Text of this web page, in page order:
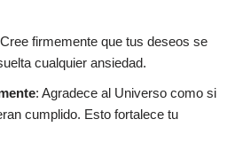
firmemente que tus deseos se
cualquier ansiedad.
: Agradece al Universo como si
cumplido. Esto fortalece tu